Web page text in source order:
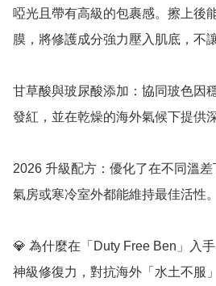
啞光且帶有高級的包裹感。擦上後
膜，將修護成分強力壓入肌底，不
甘草酸與玻尿酸添加：協同玻色因
發紅，並在乾燥的海外氣候下提供
2026 升級配方：優化了在不同溫
氣房或寒冷室外都能維持最佳活性。
💎 為什麼在「Duty Free Ben」入
神級修復力，對抗海外「水土